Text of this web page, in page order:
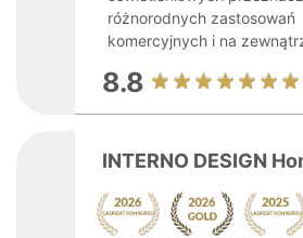
różnorodnych zastosowań
komercyjnych i na
8.8
INTERNO DESIGN